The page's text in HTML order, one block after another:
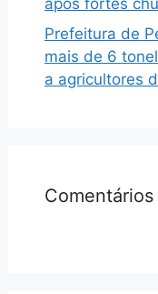
Prefeitura de
mais de 6
a agricultores
Comentários